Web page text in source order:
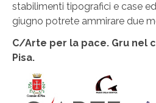
stabilimenti tipografici e case
giugno potrete ammirare due
C/Arte per la pace. Gru nel
Pisa.